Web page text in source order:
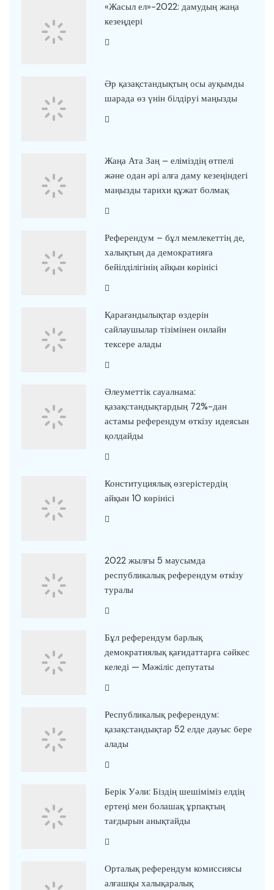
«Жасыл ел»-2022: дамудың жаңа
кезеңдері
Әр қазақстандықтың осы ауқымды
шарада өз үнін білдіруі маңызды
Жаңа Ата Заң – еліміздің өтпелі
және одан әрі алға даму кезеңіндегі
маңызды тарихи құжат болмақ
Референдум – бұл мемлекеттің де,
халықтың да демократияға
бейілділігінің айқын көрінісі
Қарағандылықтар өздерін
сайлаушылар тізімінен онлайн
тексере алады
Әлеуметтік сауалнама:
қазақстандықтардың 72%-дан
астамы референдум өткізу идеясын
қолдайды
Конституциялық өзгерістердің
айқын 10 көрінісі
2022 жылғы 5 маусымда
республикалық референдум өткiзу
туралы
Бұл референдум барлық
демократиялық қағидаттарға сәйкес
келеді — Мәжіліс депутаты
Республикалық референдум:
қазақстандықтар 52 елде дауыс бере
алады
Берік Уәли: Біздің шешіміміз елдің
ертеңі мен болашақ ұрпақтың
тағдырын анықтайды
Орталық референдум комиссиясы
алғашқы халықаралық